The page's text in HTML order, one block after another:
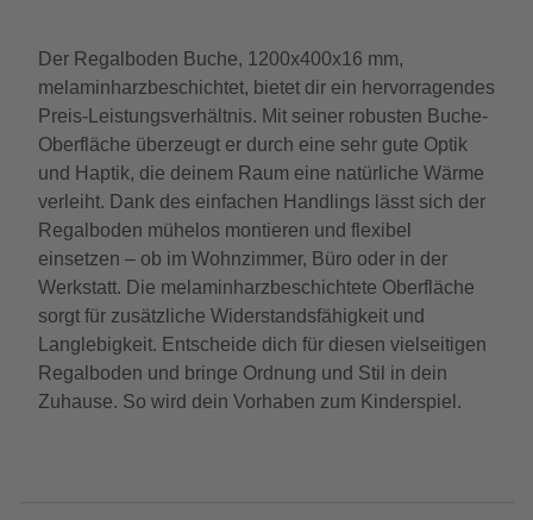
Der Regalboden Buche, 1200x400x16 mm,
melaminharzbeschichtet, bietet dir ein hervorragendes
Preis-Leistungsverhältnis. Mit seiner robusten Buche-
Oberfläche überzeugt er durch eine sehr gute Optik
und Haptik, die deinem Raum eine natürliche Wärme
verleiht. Dank des einfachen Handlings lässt sich der
Regalboden mühelos montieren und flexibel
einsetzen – ob im Wohnzimmer, Büro oder in der
Werkstatt. Die melaminharzbeschichtete Oberfläche
sorgt für zusätzliche Widerstandsfähigkeit und
Langlebigkeit. Entscheide dich für diesen vielseitigen
Regalboden und bringe Ordnung und Stil in dein
Zuhause. So wird dein Vorhaben zum Kinderspiel.